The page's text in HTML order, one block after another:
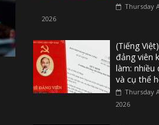
Thursday
2026
(Tiếng
đảng viên
làm: nhiều
và cụ thể
Thursday
2026